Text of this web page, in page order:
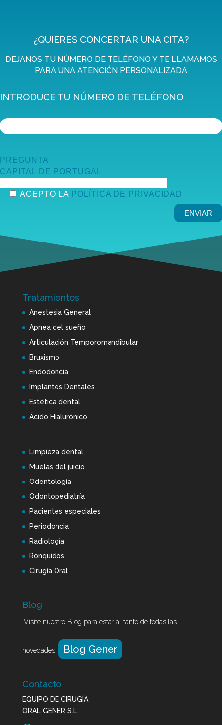
¿QUIERES CONCERTAR UNA CITA?
DEJANOS TU NÚMERO DE TELÉFONO Y TE LLAMAMOS
PARA UNA ATENCIÓN PERSONALIZADA
INTRODUCE TU NÚMERO DE TELÉFONO
PREGUNTA
CAPITAL DE PORTUGAL
ACEPTO LA POLÍTICA DE PRIVACIDAD
Tratamientos
Anestesia General
Apnea del sueño
Articulación Temporomandibular
Bruxismo
Endodoncia
Implantes Dentales
Estética dental
Ácido Hialurónico
Limpieza dental
Muelas del juicio
Odontología
Odontopediatría
Pacientes especiales
Periodoncia
Radiología
Ronquidos
Cirugía Oral
Blog
¡Visite nuestro Blog para estar al tanto de todas las
novedades! Blog Gener
Contacto
EQUIPO DE CIRUGÍA
ORAL GENER S.L.